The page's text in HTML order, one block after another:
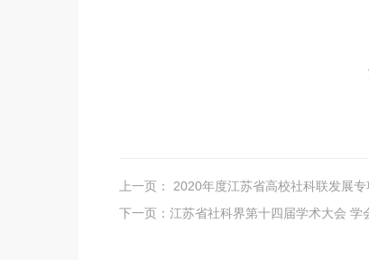
中共江苏省
江苏省哲学社
2020年9
上一页：
2020年度江苏省高校社科联发展
下一页： 江苏省社科界第十四届学术大会 学